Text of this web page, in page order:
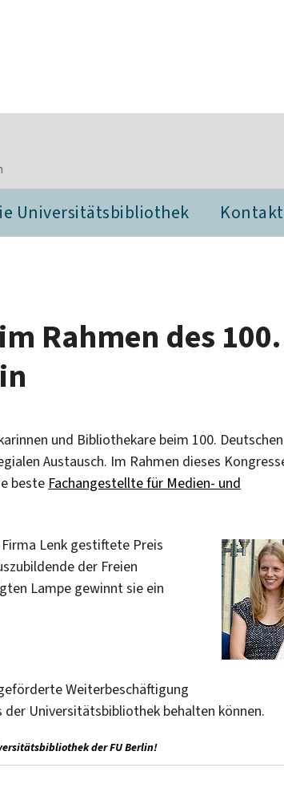
Universitätsbibliothek
Rahmen des 100.
und Bibliothekare beim 100. Deutschen
Austausch. Im Rahmen dieses
beste Fachangestellte für Medien- und
Lenk gestiftete Preis
der Freien
Lampe gewinnt sie ein
Weiterbeschäftigung
Universitätsbibliothek behalten können.
der FU Berlin!